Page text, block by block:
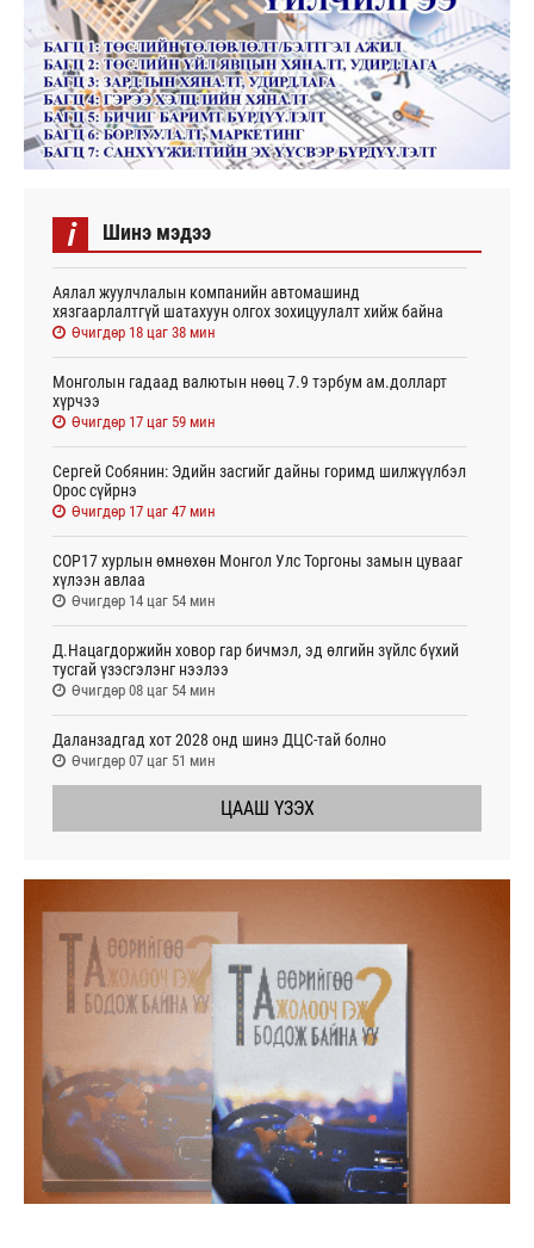
i Шинэ мэдээ
Аялал жуулчлалын компанийн автомашинд
хязгаарлалтгүй шатахуун олгох зохицуулалт хийж байна
Өчигдөр 18 цаг 38 мин
Монголын гадаад валютын нөөц 7.9 тэрбум ам.долларт
хүрчээ
Өчигдөр 17 цаг 59 мин
Сергей Собянин: Эдийн засгийг дайны горимд шилжүүлбэл
Орос сүйрнэ
Өчигдөр 17 цаг 47 мин
COP17 хурлын өмнөхөн Монгол Улс Торгоны замын цувааг
хүлээн авлаа
Өчигдөр 14 цаг 54 мин
Д.Нацагдоржийн ховор гар бичмэл, эд өлгийн зүйлс бүхий
тусгай үзэсгэлэнг нээлээ
Өчигдөр 08 цаг 54 мин
Даланзадгад хот 2028 онд шинэ ДЦС-тай болно
Өчигдөр 07 цаг 51 мин
ЦААШ ҮЗЭХ